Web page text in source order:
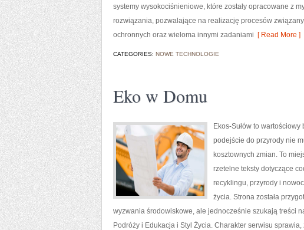
systemy wysokociśnieniowe, które zostały opracowane z
rozwiązania, pozwalające na realizację procesów
ochronnych oraz wieloma innymi zadaniami [ Read More ]
CATEGORIES: NOWE TECHNOLOGIE
Eko w Domu
Ekos-Sułów to
podejście do przyrody nie
kosztownych zmian. To
rzetelne teksty dotyczące
recyklingu, przyrody i
życia. Strona została
wyzwania środowiskowe, ale jednocześnie szukają treści
Podróży i Edukacja i Styl Życia. Charakter serwisu